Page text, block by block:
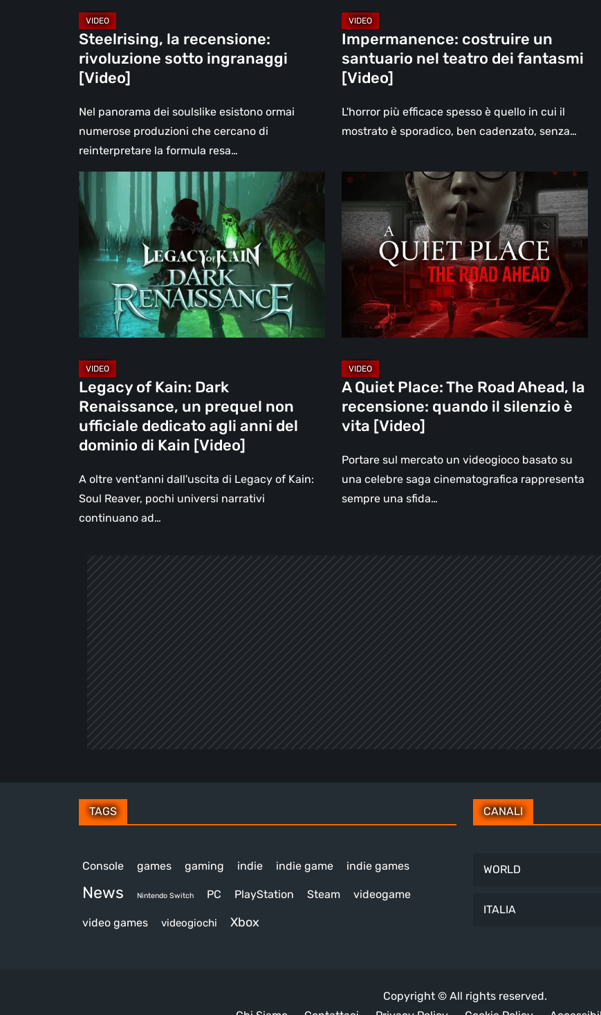
Steelrising, la recensione:
rivoluzione sotto ingranaggi
[Video]
Nel panorama dei soulslike esistono ormai
numerose produzioni che cercano di
reinterpretare la formula resa…
Impermanence: costruire un
santuario nel teatro dei fantasmi
[Video]
L'horror più efficace spesso è quello in cui il
mostrato è sporadico, ben cadenzato, senza…
Legacy
of
Kain:
Dark
Renaissance,
prequel
non
ufficiale
agli
anni
del
dominio
di
Legacy of Kain: Dark
Renaissance, un prequel non
ufficiale dedicato agli anni del
dominio di Kain [Video]
A oltre vent'anni dall'uscita di Legacy of Kain:
Soul Reaver, pochi universi narrativi
continuano ad…
A
Quiet
Place:
The
Ahead,
recensione:
quando
silenzio
è
vita
[Video]
A Quiet Place: The Road Ahead, la
recensione: quando il silenzio è
vita [Video]
Portare sul mercato un videogioco basato su
una celebre saga cinematografica rappresenta
sempre una sfida…
TAGS
Console games gaming indie indie game indie games
News Nintendo Switch PC PlayStation Steam videogame
video games videogiochi Xbox
CANALI
WORLD
ITALIA
Copyright © All rights reserved.